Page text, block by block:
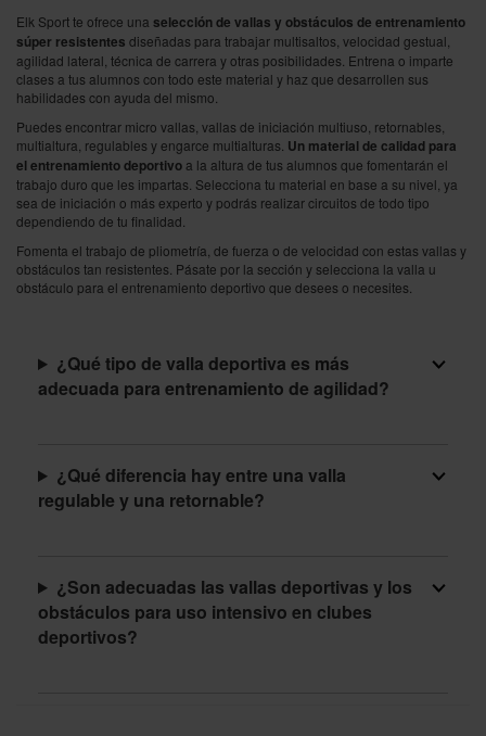
Elk Sport te ofrece una selección de vallas y obstáculos de entrenamiento
súper resistentes diseñadas para trabajar multisaltos, velocidad gestual,
agilidad lateral, técnica de carrera y otras posibilidades. Entrena o imparte
clases a tus alumnos con todo este material y haz que desarrollen sus
habilidades con ayuda del mismo.
Puedes encontrar micro vallas, vallas de iniciación multiuso, retornables,
multialtura, regulables y engarce multialturas. Un material de calidad para
el entrenamiento deportivo a la altura de tus alumnos que fomentarán el
trabajo duro que les impartas. Selecciona tu material en base a su nivel, ya
sea de iniciación o más experto y podrás realizar circuitos de todo tipo
dependiendo de tu finalidad.
Fomenta el trabajo de pliometría, de fuerza o de velocidad con estas vallas y
obstáculos tan resistentes. Pásate por la sección y selecciona la valla u
obstáculo para el entrenamiento deportivo que desees o necesites.
¿Qué tipo de valla deportiva es más
adecuada para entrenamiento de agilidad?
¿Qué diferencia hay entre una valla
regulable y una retornable?
¿Son adecuadas las vallas deportivas y los
obstáculos para uso intensivo en clubes
deportivos?